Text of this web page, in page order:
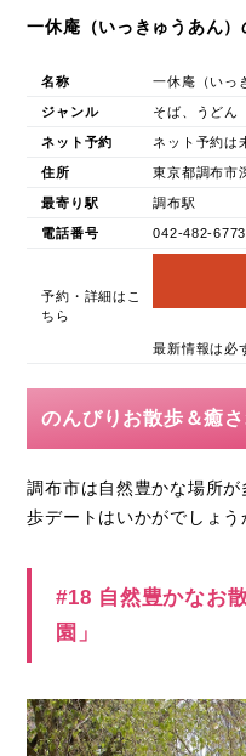
一休庵（いっきゅうあん
名称 一休庵（いっ
ジャンル そば、うどん
ネット予約 ネット予約は
住所 東京都調布市
最寄り駅 調布駅
電話番号 042-482-6773
予約・詳細はこ
ちら
最新情報は必
のんびりお散歩＆癒
調布市は自然豊かな場所
歩デートはいかがでしょう
#18 自然豊かなお
園」